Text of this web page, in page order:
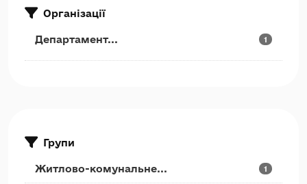
Організації
Департамент... 1
Групи
Житлово-комунальне... 1